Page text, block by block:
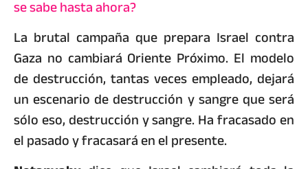
se sabe hasta ahora?
La brutal campaña que prepara Israel contra
Gaza no cambiará Oriente Próximo. El modelo
de destrucción, tantas veces empleado, dejará
un escenario de destrucción y sangre que será
sólo eso, destrucción y sangre. Ha fracasado en
el pasado y fracasará en el presente.